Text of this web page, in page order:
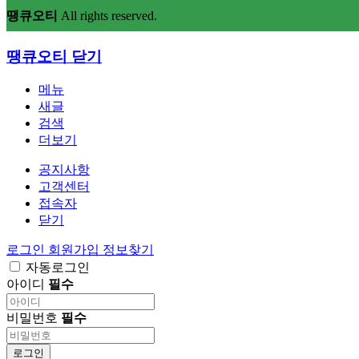
땡큐오티 All rights reserved.
땡큐오티 닫기
메뉴
새글
검색
더보기
공지사항
고객센터
접속자
닫기
로그인 회원가입 정보찾기
자동로그인
아이디 필수
비밀번호 필수
로그인